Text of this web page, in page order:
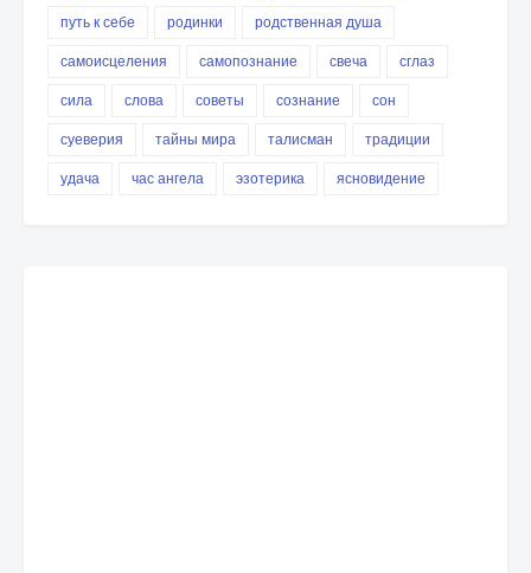
путь к себе
родинки
родственная душа
самоисцеления
самопознание свеча
сглаз
сила
слова советы сознание
сон
суеверия
тайны мира талисман
традиции
удача
час ангела эзотерика ясновидение